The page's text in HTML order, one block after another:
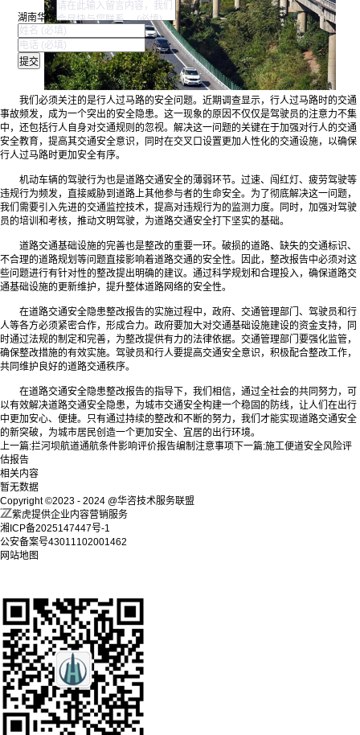
我们必须关注的是行人过马路的安全问题。近期调查显示，行人过马路时的交通
事故频发，成为一个突出的安全隐患。这一现象的原因不仅仅是驾驶员的注意力不集
中，还包括行人自身对交通规则的忽视。解决这一问题的关键在于加强对行人的交通
安全教育，提高其交通安全意识，同时在交叉口设置更加人性化的交通设施，以确保
行人过马路时更加安全有序。
机动车辆的驾驶行为也是道路交通安全的薄弱环节。过速、闯红灯、疲劳驾驶等
违规行为频发，直接威胁到道路上其他参与者的生命安全。为了彻底解决这一问题，
我们需要引入先进的交通监控技术，提高对违规行为的监测力度。同时，加强对驾驶
员的培训和考核，推动文明驾驶，为道路交通安全打下坚实的基础。
道路交通基础设施的完善也是整改的重要一环。破损的道路、缺失的交通标识、
不合理的道路规划等问题直接影响着道路交通的安全性。因此，整改报告中必须对这
些问题进行有针对性的整改提出明确的建议。通过科学规划和合理投入，确保道路交
通基础设施的更新维护，提升整体道路网络的安全性。
在道路交通安全隐患整改报告的实施过程中，政府、交通管理部门、驾驶员和行
人等各方必须紧密合作，形成合力。政府要加大对交通基础设施建设的资金支持，同
时通过法规的制定和完善，为整改提供有力的法律依据。交通管理部门要强化监管，
确保整改措施的有效实施。驾驶员和行人要提高交通安全意识，积极配合整改工作，
共同维护良好的道路交通秩序。
在道路交通安全隐患整改报告的指导下，我们相信，通过全社会的共同努力，可
以有效解决道路交通安全隐患，为城市交通安全构建一个稳固的防线，让人们在出行
中更加安心、便捷。只有通过持续的整改和不断的努力，我们才能实现道路交通安全
的新突破，为城市居民创造一个更加安全、宜居的出行环境。‍
上一篇:拦河坝航道通航条件影响评价报告编制注意事项 下一篇:施工便道安全风险评
估报告
相关内容
暂无数据
Copyright ©2023 - 2024 @华咨技术服务联盟
紫虎提供企业内容营销服务
湘ICP备2025147447号-1
公安备案号43011102001462
网站地图
湖南华咨